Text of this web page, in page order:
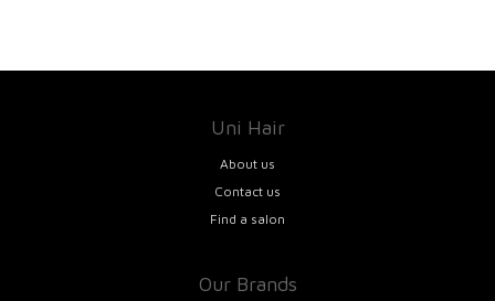
Uni Hair
About us
Contact us
Find a salon
Our Brands